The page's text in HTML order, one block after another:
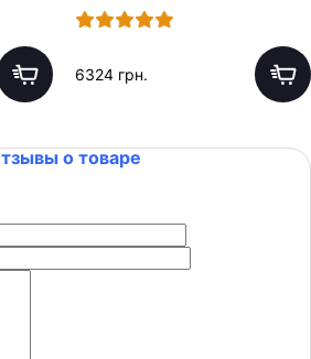
6324 грн.
о товаре